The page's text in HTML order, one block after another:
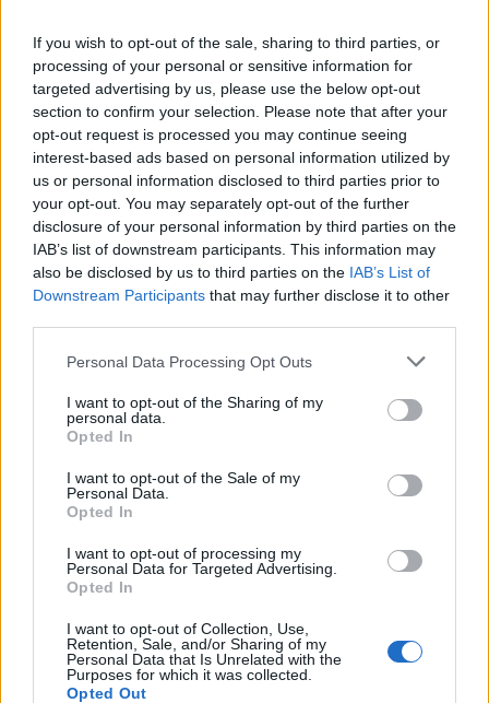
If you wish to opt-out of the sale, sharing to third parties, or
processing of your personal or sensitive information for
targeted advertising by us, please use the below opt-out
section to confirm your selection. Please note that after your
opt-out request is processed you may continue seeing
interest-based ads based on personal information utilized by
us or personal information disclosed to third parties prior to
your opt-out. You may separately opt-out of the further
disclosure of your personal information by third parties on the
IAB’s list of downstream participants. This information may
also be disclosed by us to third parties on the IAB’s List of
Downstream Participants that may further disclose it to other
Please note that this website/app uses one or more Google
not limited to your visit or usage behaviour. You may click to
grant or deny consent to Google and its third-party tags to
use your data for below specified purposes in below Google
consent section.
Personal Data Processing Opt Outs
I want to opt-out of the Sharing of my
personal data.
Opted In
I want to opt-out of the Sale of my
Personal Data.
Opted In
I want to opt-out of processing my
Personal Data for Targeted Advertising.
Opted In
I want to opt-out of Collection, Use,
Retention, Sale, and/or Sharing of my
Personal Data that Is Unrelated with the
Purposes for which it was collected.
Opted Out
אמנות מעריצים בהשראת קרב הבוס
הזה
אמנות מעריצים בסגנון אנימה של שריון Tarnished in Black
לחץ או הקש על התמונה לקבלת מידע נוסף ורזולוציות גבוהות